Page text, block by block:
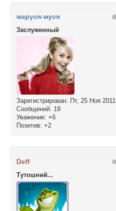
маруся-муся
Заслуженный
Зарегистрирован: Пт, 25 Ноя 2011
Сообщений: 19
Уважение: +6
Позитив: +2
Deff
Тутошний...